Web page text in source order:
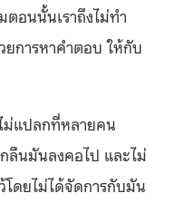
อนนั้นเราถึงไม่ทำ
การหาคำตอบ ให้กับ
ม่แปลกที่หลายคน
ลืนมันลงคอไป และไม่
โดยไม่ได้จัดการกับมัน